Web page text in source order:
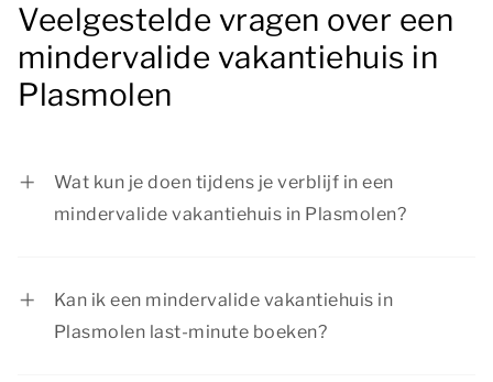
Veelgestelde vragen over een
mindervalide vakantiehuis in
Plasmolen
Wat kun je doen tijdens je verblijf in een
mindervalide vakantiehuis in Plasmolen?
Kan ik een mindervalide vakantiehuis in
Plasmolen last-minute boeken?